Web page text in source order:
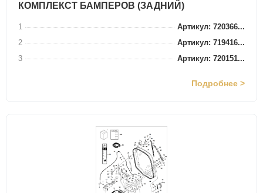
КОМПЛЕКСТ БАМПЕРОВ (ЗАДНИЙ)
1
Артикул: 720366...
2
Артикул: 719416...
3
Артикул: 720151...
Подробнее >